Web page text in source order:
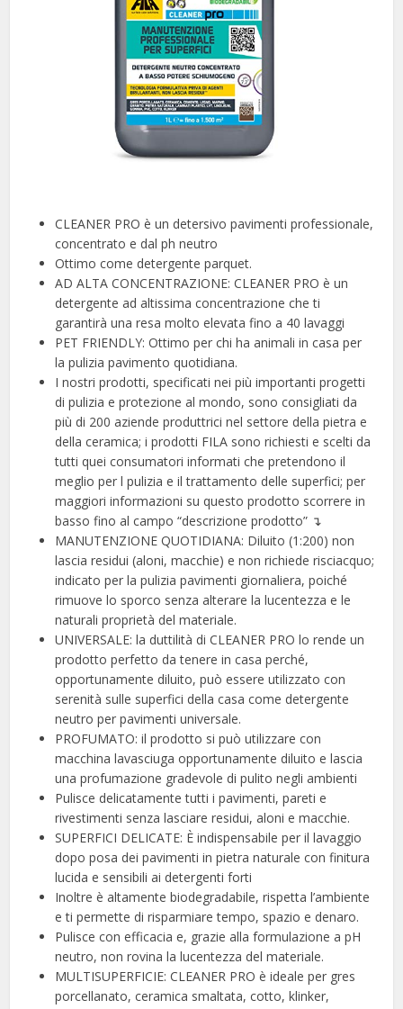
CLEANER PRO è un detersivo pavimenti professionale,
concentrato e dal ph neutro
Ottimo come detergente parquet.
AD ALTA CONCENTRAZIONE: CLEANER PRO è un
detergente ad altissima concentrazione che ti
garantirà una resa molto elevata fino a 40 lavaggi
PET FRIENDLY: Ottimo per chi ha animali in casa per
la pulizia pavimento quotidiana.
I nostri prodotti, specificati nei più importanti progetti
di pulizia e protezione al mondo, sono consigliati da
più di 200 aziende produttrici nel settore della pietra e
della ceramica; i prodotti FILA sono richiesti e scelti da
tutti quei consumatori informati che pretendono il
meglio per l pulizia e il trattamento delle superfici; per
maggiori informazioni su questo prodotto scorrere in
basso fino al campo “descrizione prodotto” ↴
MANUTENZIONE QUOTIDIANA: Diluito (1:200) non
lascia residui (aloni, macchie) e non richiede risciacquo;
indicato per la pulizia pavimenti giornaliera, poiché
rimuove lo sporco senza alterare la lucentezza e le
naturali proprietà del materiale.
UNIVERSALE: la duttilità di CLEANER PRO lo rende un
prodotto perfetto da tenere in casa perché,
opportunamente diluito, può essere utilizzato con
serenità sulle superfici della casa come detergente
neutro per pavimenti universale.
PROFUMATO: il prodotto si può utilizzare con
macchina lavasciuga opportunamente diluito e lascia
una profumazione gradevole di pulito negli ambienti
Pulisce delicatamente tutti i pavimenti, pareti e
rivestimenti senza lasciare residui, aloni e macchie.
SUPERFICI DELICATE: È indispensabile per il lavaggio
dopo posa dei pavimenti in pietra naturale con finitura
lucida e sensibili ai detergenti forti
Inoltre è altamente biodegradabile, rispetta l’ambiente
e ti permette di risparmiare tempo, spazio e denaro.
Pulisce con efficacia e, grazie alla formulazione a pH
neutro, non rovina la lucentezza del materiale.
MULTISUPERFICIE: CLEANER PRO è ideale per gres
porcellanato, ceramica smaltata, cotto, klinker,